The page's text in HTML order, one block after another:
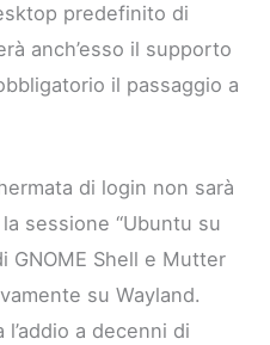
predefinito di
anch’esso il supporto
il passaggio a
di login non sarà
sessione “Ubuntu su
GNOME Shell e Mutter
su Wayland.
a decenni di